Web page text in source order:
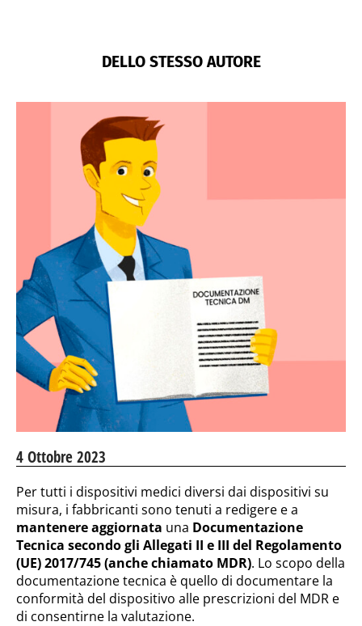
DELLO STESSO AUTORE
4 Ottobre 2023
Per tutti i dispositivi medici diversi dai dispositivi su
misura, i fabbricanti sono tenuti a redigere e a
mantenere aggiornata una Documentazione
Tecnica secondo gli Allegati II e III del Regolamento
(UE) 2017/745 (anche chiamato MDR). Lo scopo della
documentazione tecnica è quello di documentare la
conformità del dispositivo alle prescrizioni del MDR e
di consentirne la valutazione.